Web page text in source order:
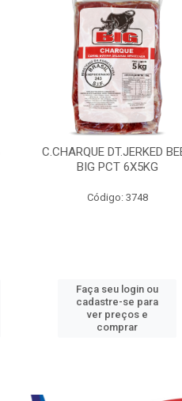
C.CHARQUE DT.JERKED
BIG PCT 6X5KG
Código: 3748
Faça seu login ou
cadastre-se para
ver preços e
comprar